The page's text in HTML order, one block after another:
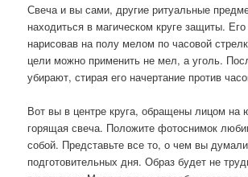
Свеча и вы сами, другие ритуальные
находиться в магическом круге защиты. Его
нарисовав на полу мелом по часовой
цели можно применить не мел, а уголь.
убирают, стирая его начертание против
Вот вы в центре круга, обращены лицом на
горящая свеча. Положите фотоснимок
собой. Представьте все то, о чем вы
подготовительных дня. Образ будет не